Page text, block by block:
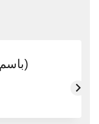
Bassem Hazboun (باسم حزبون)